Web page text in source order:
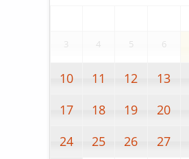
3 4 5 6
10
11 12 13
17
18 19 20
24
25 26 27